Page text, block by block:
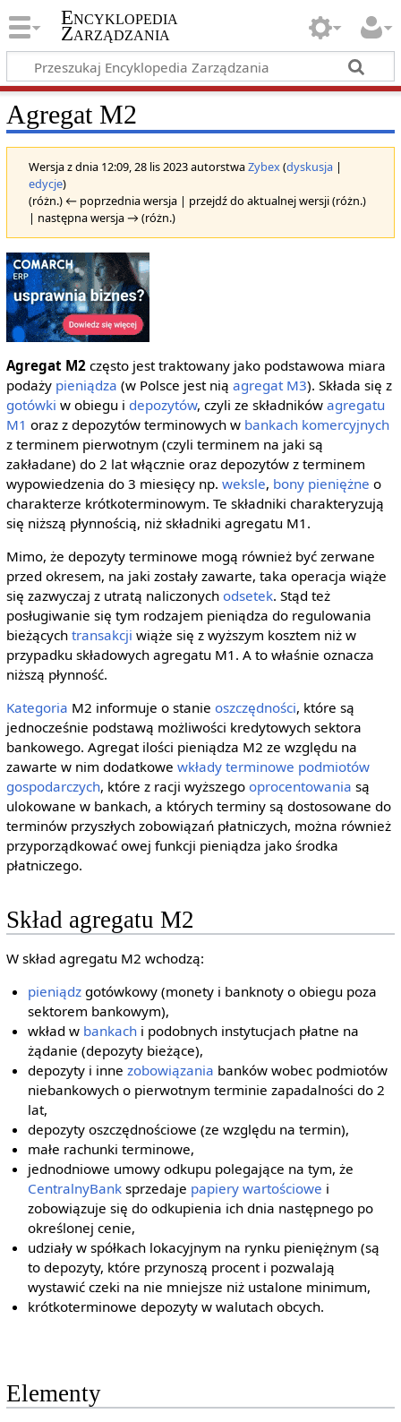
Encyklopedia
Zarządzania
Agregat M2
Wersja z dnia 12:09, 28 lis 2023 autorstwaZybex(dyskusja|
edycje)
(różn.) ← poprzednia wersja | przejdź do aktualnej wersji (różn.)
| następna wersja → (różn.)
Agregat M2często jest traktowany jako podstawowa miara
podaży pieniądza (w Polsce jest nią agregat M3). Składa się z
gotówki w obiegu i depozytów, czyli ze składników agregatu
M1 oraz z depozytów terminowych w bankach komercyjnych
z terminem pierwotnym (czyli terminem na jaki są
zakładane) do 2 lat włącznie oraz depozytów z terminem
wypowiedzenia do 3 miesięcy np. weksle, bony pieniężne o
charakterze krótkoterminowym. Te składniki charakteryzują
się niższą płynnością, niż składniki agregatu M1.
Mimo, że depozyty terminowe mogą również być zerwane
przed okresem, na jaki zostały zawarte, taka operacja wiąże
się zazwyczaj z utratą naliczonych odsetek. Stąd też
posługiwanie się tym rodzajem pieniądza do regulowania
bieżących transakcji wiąże się z wyższym kosztem niż w
przypadku składowych agregatu M1. A to właśnie oznacza
niższą płynność.
Kategoria M2 informuje o stanie oszczędności, które są
jednocześnie podstawą możliwości kredytowych sektora
bankowego. Agregat ilości pieniądza M2 ze względu na
zawarte w nim dodatkowe wkłady terminowe podmiotów
gospodarczych, które z racji wyższego oprocentowania są
ulokowane w bankach, a których terminy są dostosowane do
terminów przyszłych zobowiązań płatniczych, można również
przyporządkować owej funkcji pieniądza jako środka
płatniczego.
Skład agregatu M2
W skład agregatu M2 wchodzą:
pieniądz gotówkowy (monety i banknoty o obiegu poza
sektorem bankowym),
wkład w bankach i podobnych instytucjach płatne na
żądanie (depozyty bieżące),
depozyty i innezobowiązania banków wobec podmiotów
niebankowych o pierwotnym terminie zapadalności do 2
lat,
depozyty oszczędnościowe (ze względu na termin),
małe rachunki terminowe,
jednodniowe umowy odkupu polegające na tym, że
CentralnyBank sprzedaje papiery wartościowe i
zobowiązuje się do odkupienia ich dnia następnego po
określonej cenie,
udziały w spółkach lokacyjnym na rynku pieniężnym (są
to depozyty, które przynoszą procent i pozwalają
wystawić czeki na nie mniejsze niż ustalone minimum,
krótkoterminowe depozyty w walutach obcych.
Elementy